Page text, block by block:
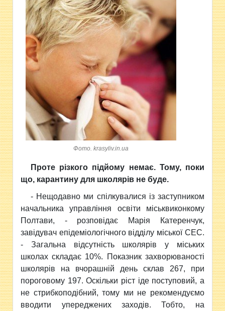
Фото. krasyliv.in.ua
Проте різкого підйому немає. Тому, поки
що, карантину для школярів не буде.
- Нещодавно ми спілкувалися із заступником
начальника управління освіти міськвиконкому
Полтави, - розповідає Марія Катеренчук,
завідувач епідеміологічного відділу міської СЕС.
- Загальна відсутність школярів у міських
школах складає 10%. Показник захворюваності
школярів на вчорашній день склав 267, при
пороговому 197. Оскільки ріст іде поступовий, а
не стрибкоподібний, тому ми не рекомендуємо
вводити упереджених заходів. Тобто, на